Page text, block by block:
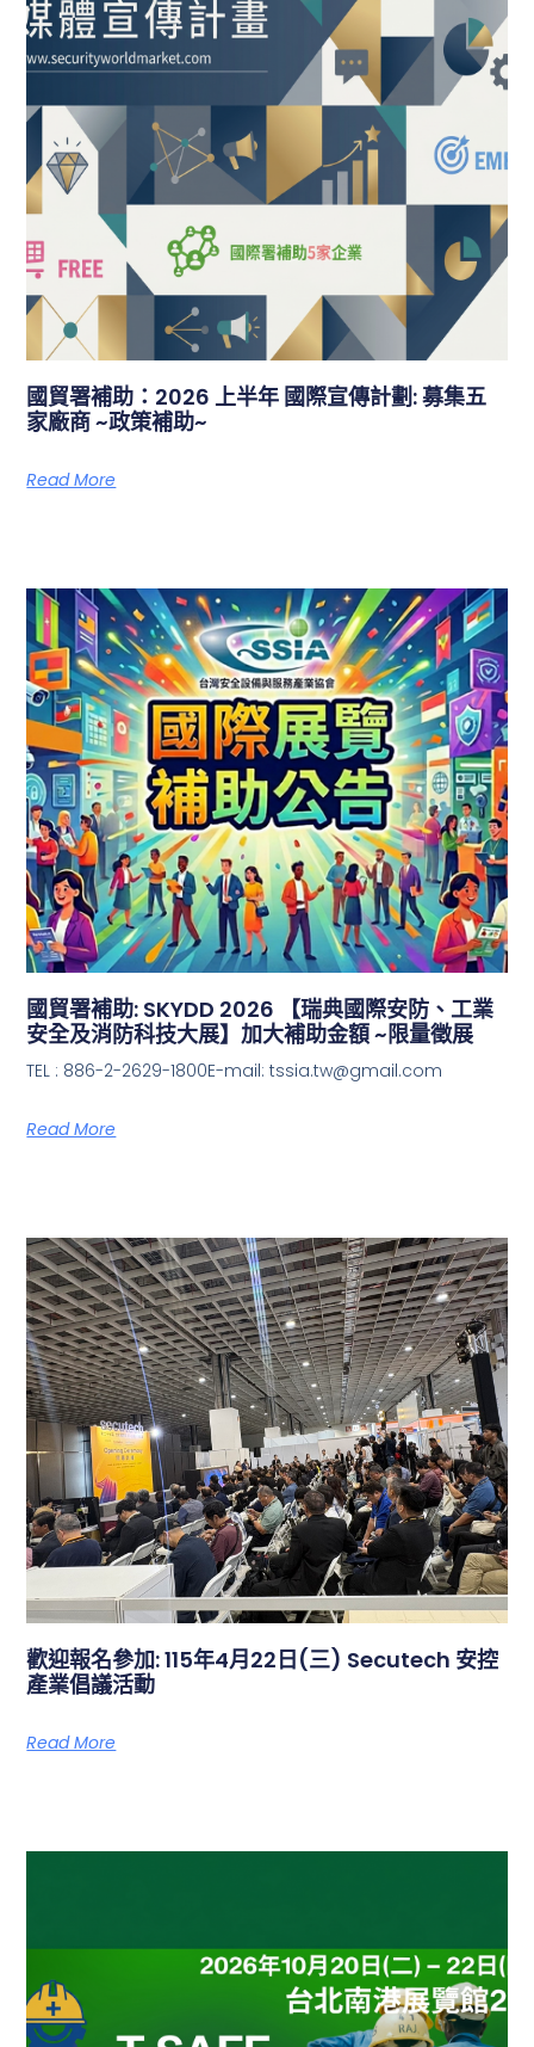
國貿署補助：2026 上半年 國際宣傳計劃: 募集五
家廠商 ~政策補助~
Read More
國貿署補助: SKYDD 2026 【瑞典國際安防、工業
安全及消防科技大展】加大補助金額 ~限量徵展
TEL : 886-2-2629-1800E-mail: tssia.tw@gmail.com
Read More
歡迎報名參加: 115年4月22日(三) Secutech 安控
產業倡議活動
Read More